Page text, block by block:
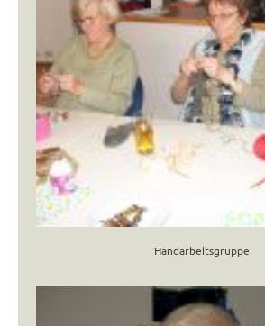
Handarbeitsgruppe